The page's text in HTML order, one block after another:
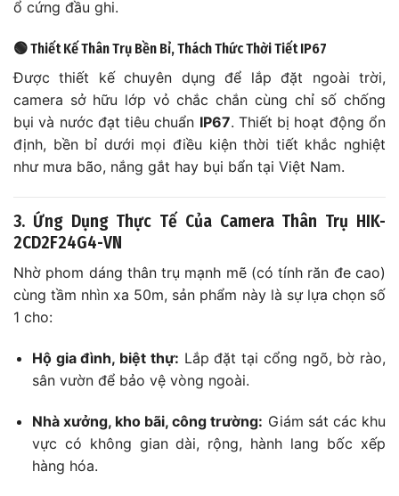
ổ cứng đầu ghi.
🟢 Thiết Kế Thân Trụ Bền Bỉ, Thách Thức Thời Tiết IP67
Được thiết kế chuyên dụng để lắp đặt ngoài trời,
camera sở hữu lớp vỏ chắc chắn cùng chỉ số chống
bụi và nước đạt tiêu chuẩn IP67. Thiết bị hoạt động ổn
định, bền bỉ dưới mọi điều kiện thời tiết khắc nghiệt
như mưa bão, nắng gắt hay bụi bẩn tại Việt Nam.
3. Ứng Dụng Thực Tế Của Camera Thân Trụ HIK-
2CD2F24G4-VN
Nhờ phom dáng thân trụ mạnh mẽ (có tính răn đe cao)
cùng tầm nhìn xa 50m, sản phẩm này là sự lựa chọn số
1 cho:
Hộ gia đình, biệt thự: Lắp đặt tại cổng ngõ, bờ rào,
sân vườn để bảo vệ vòng ngoài.
Nhà xưởng, kho bãi, công trường: Giám sát các khu
vực có không gian dài, rộng, hành lang bốc xếp
hàng hóa.